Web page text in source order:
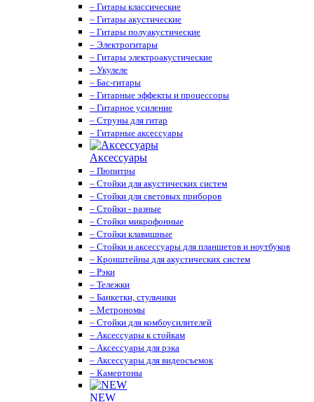
– Гитары классические
– Гитары акустические
– Гитары полуакустические
– Электрогитары
– Гитары электроакустические
– Укулеле
– Бас-гитары
– Гитарные эффекты и процессоры
– Гитарное усиление
– Струны для гитар
– Гитарные аксессуары
Аксессуары
– Пюпитры
– Стойки для акустических систем
– Стойки для световых приборов
– Стойки - разные
– Стойки микрофонные
– Стойки клавишные
– Стойки и аксессуары для планшетов и ноутбуков
– Кронштейны для акустических систем
– Рэки
– Тележки
– Банкетки, стульчики
– Метрономы
– Стойки для комбоусилителей
– Аксессуары к стойкам
– Аксессуары для рэка
– Аксессуары для видеосъемок
– Камертоны
NEW